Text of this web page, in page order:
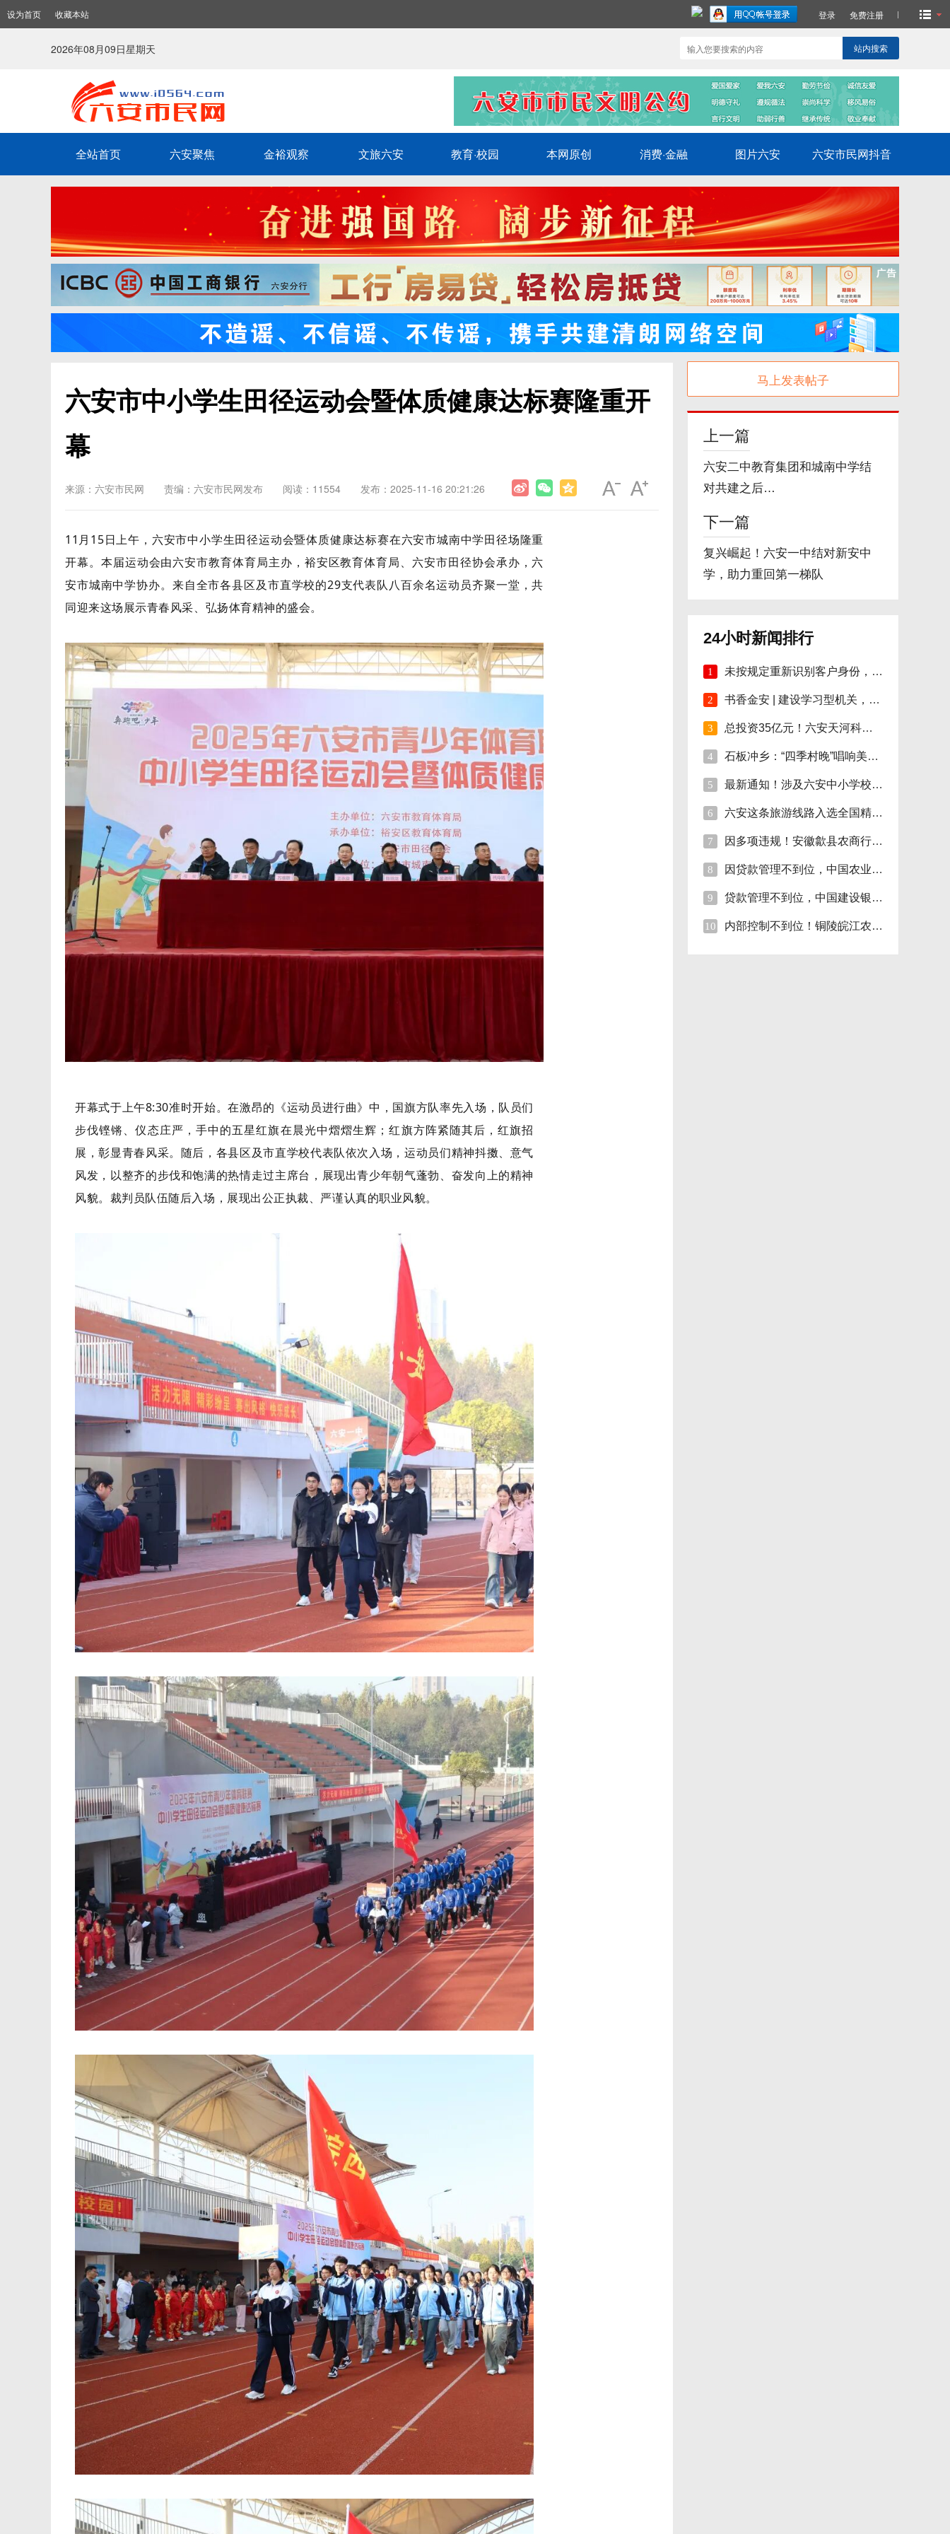
设为首页 收藏本站 登录 免费注册
2026年08月09日星期天 站内搜索
全站首页 六安聚焦 金裕观察 文旅六安 教育·校园 本网原创 消费·金融 图片六安 六安市民网抖音
六安市中小学生田径运动会暨体质健康达标赛隆重开
幕
来源：六安市民网 责编：六安市民网发布 阅读：11554 发布：2025-11-16 20:21:26
11月15日上午，六安市中小学生田径运动会暨体质健康达标赛在六安市城南中学田径场隆重
开幕。本届运动会由六安市教育体育局主办，裕安区教育体育局、六安市田径协会承办，六
安市城南中学协办。来自全市各县区及市直学校的29支代表队八百余名运动员齐聚一堂，共
同迎来这场展示青春风采、弘扬体育精神的盛会。
开幕式于上午8:30准时开始。在激昂的《运动员进行曲》中，国旗方队率先入场，队员们
步伐铿锵、仪态庄严，手中的五星红旗在晨光中熠熠生辉；红旗方阵紧随其后，红旗招
展，彰显青春风采。随后，各县区及市直学校代表队依次入场，运动员们精神抖擞、意气
风发，以整齐的步伐和饱满的热情走过主席台，展现出青少年朝气蓬勃、奋发向上的精神
风貌。裁判员队伍随后入场，展现出公正执裁、严谨认真的职业风貌。
马上发表帖子
上一篇
六安二中教育集团和城南中学结
对共建之后…
下一篇
复兴崛起！六安一中结对新安中
学，助力重回第一梯队
24小时新闻排行
1 未按规定重新识别客户身份，安徽明光农商行
2 书香金安 | 建设学习型机关，孙岗这样做！
3 总投资35亿元！六安天河科技学院项目开工！
4 石板冲乡：“四季村晚”唱响美好新生活
5 最新通知！涉及六安中小学校伙食费
6 六安这条旅游线路入选全国精品!
7 因多项违规！安徽歙县农商行合计被罚110万
8 因贷款管理不到位，中国农业银行砀山支行被
9 贷款管理不到位，中国建设银行股份砀山支行
10 内部控制不到位！铜陵皖江农村商行被罚35万